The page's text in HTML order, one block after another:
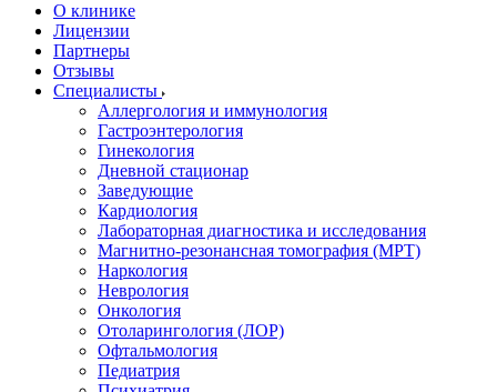
О клинике
Лицензии
Партнеры
Отзывы
Специалисты
Аллергология и иммунология
Гастроэнтерология
Гинекология
Дневной стационар
Заведующие
Кардиология
Лабораторная диагностика и исследования
Магнитно-резонансная томография (МРТ)
Наркология
Неврология
Онкология
Отоларингология (ЛОР)
Офтальмология
Педиатрия